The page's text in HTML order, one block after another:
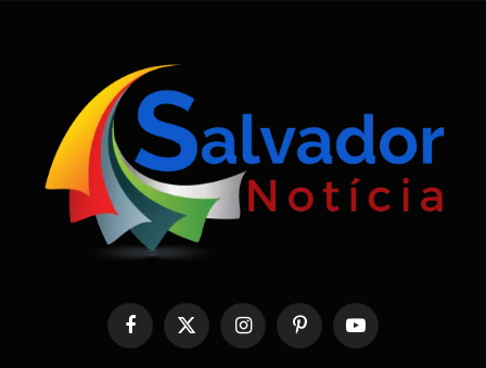
Facebook
X
(Twitter)
InstagramPinterestYouTube